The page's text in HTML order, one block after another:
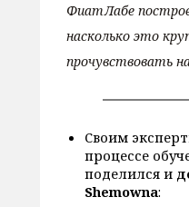
ФиатЛабе
насколько это
прочувствовать
Своим
процессе
поделился и
Shemowna: